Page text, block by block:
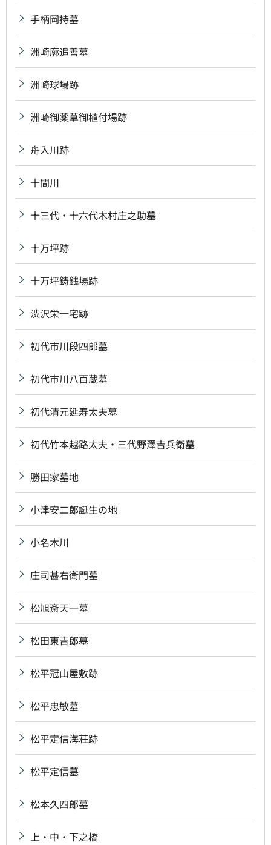
手柄岡持墓
洲崎廓追善墓
洲崎球場跡
洲崎御薬草御植付場跡
舟入川跡
十間川
十三代・十六代木村庄之助墓
十万坪跡
十万坪鋳銭場跡
渋沢栄一宅跡
初代市川段四郎墓
初代市川八百蔵墓
初代清元延寿太夫墓
初代竹本越路太夫・三代野澤吉兵衛墓
勝田家墓地
小津安二郎誕生の地
小名木川
庄司甚右衛門墓
松旭斎天一墓
松田東吉郎墓
松平冠山屋敷跡
松平忠敏墓
松平定信海荘跡
松平定信墓
松本久四郎墓
上・中・下之橋